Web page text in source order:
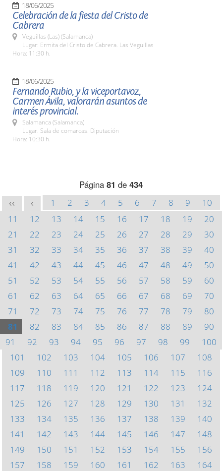
18/06/2025
Celebración de la fiesta del Cristo de
Cabrera
Veguillas (Las) (Salamanca)
Lugar: Ermita del Cristo de Cabrera. Las Veguillas
Hora: 11:30 h.
18/06/2025
Fernando Rubio, y la viceportavoz,
Carmen Ávila, valorarán asuntos de
interés provincial.
Salamanca (Salamanca)
Lugar. Sala de comarcas. Diputación
Hora: 10:30 h.
Página 81 de 434
<< < 1 2 3 4 5 6 7 8 9
10
11
12 13 14 15 16 17 18 19
20
21
22 23 24 25 26 27 28 29
30
31
32 33 34 35 36 37 38 39
40
41
42 43 44 45 46 47 48 49
50
51
52 53 54 55 56 57 58 59
60
61
62 63 64 65 66 67 68 69
70
71
72 73 74 75 76 77 78 79
80
81
82 83 84 85 86 87 88 89
90
91
92 93 94 95 96 97 98 99
100
101
102 103 104 105 106 107
108
109
110 111 112 113 114 115
116
117
118 119 120 121 122 123
124
125
126 127 128 129 130 131
132
133
134 135 136 137 138 139
140
141
142 143 144 145 146 147
148
149
150 151 152 153 154 155
156
157
158 159 160 161 162 163
164